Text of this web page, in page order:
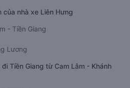
của nhà xe Liên Hưng
- Tiền Giang
Lương
Tiền Giang từ Cam Lâm - Khánh